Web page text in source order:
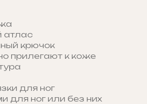
атлас
крючок
прилегают к коже
для ног
для ног или без них